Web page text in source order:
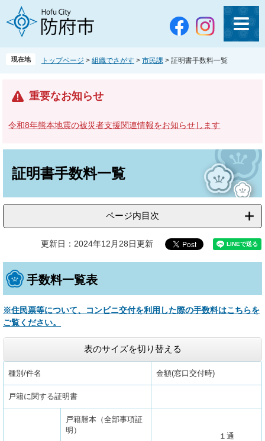
現在地 トップページ > 組織でさがす > 市民課 > 証明書手数料一覧
重要なお知らせ
令和8年熊本地震の被災者支援関連情報をお知らせします
証明書手数料一覧
ページ内目次
更新日：2024年12月28日更新
手数料一覧表
※住民票等について、コンビニ交付を利用した際の手数料はこちらを
ご覧ください。
表のサイズを切り替える
種別/件名 金額(窓口交付時)
戸籍に関する証明書
戸籍謄本（全部事項証
明）
１通